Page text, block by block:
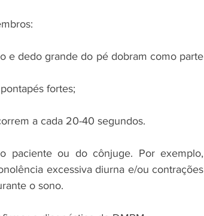
fortes;
ocorrem a cada 20-40 segundos.
paciente ou do cônjuge. Por exemplo,
excessiva diurna e/ou contrações
o sono.